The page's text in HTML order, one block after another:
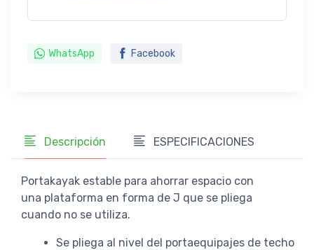
WhatsApp Facebook
Descripción ESPECIFICACIONES
Portakayak estable para ahorrar espacio con
una plataforma en forma de J que se pliega
cuando no se utiliza.
Se pliega al nivel del portaequipajes de techo